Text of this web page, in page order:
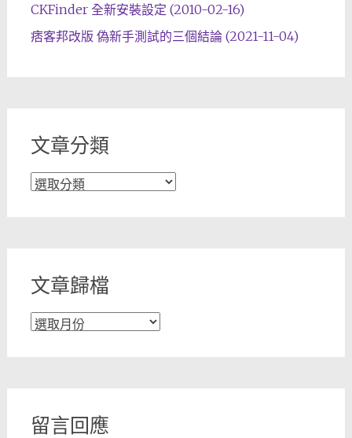
CKFinder 全新安裝設定 (2010-02-16)
痞客邦改版 偽新手測試的三個結論 (2021-11-04)
文章分類
文
文章歸檔
文
留言回應